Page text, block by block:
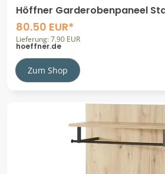
Höffner Garderobenpaneel Station ¦ holzfarben
¦ Holzwerkstoff ¦ Maße (cm): B:
80.50 EUR*
Lieferung: 7.90 EUR
hoeffner.de
Zum Shop